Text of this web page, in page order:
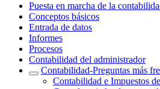
Puesta en marcha de la
Conceptos básicos
Entrada de datos
Informes
Procesos
Contabilidad del administrador
Contabilidad-Preguntas más
Contabilidad e Impuestos